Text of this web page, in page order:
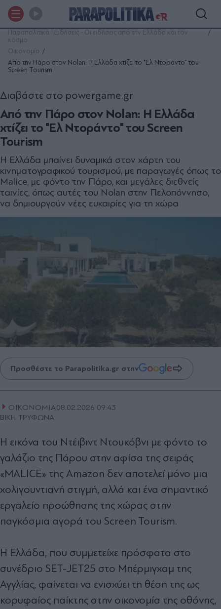
Παραπολιτικά | Ειδήσεις - Οι ειδήσεις από την Ελλάδα και τον
κόσμο
Οικονομία
Από την Πάρο στον Nolan: Η Ελλάδα χτίζει το "Ελ Ντοράντο" του
Screen Tourism
Από την Πάρο στον Nolan: Η Ελλάδα
χτίζει το "Ελ Ντοράντο" του Screen
Tourism
Διαβάστε στο powergame.gr
Η Ελλάδα μπαίνει δυναμικά στον χάρτη του
κινηματογραφικού τουρισμού, με παραγωγές όπως το
Malice, με φόντο την Πάρο, και μεγάλες διεθνείς
ταινίες, όπως αυτές του Nolan στην Πελοπόννησο,
να δημιουργούν νέες ευκαιρίες για τη χώρα
Προσθέστε το Parapolitika.gr στην
ΟΙΚΟΝΟΜΙΑ08.02.2026 09:43
ΒΙΚΗ ΤΡΥΦΩΝΑ
Η εικόνα του Ντέιβιντ Ντουκόβνι με φόντο το
γαλάζιο της Πάρου στην αφίσα της σειράς
«MALICE» της Amazon δεν αποτελεί μόνο μια
χολιγουντιανή στιγμή, αλλά και ένα σημαντικό
εργαλείο προώθησης της χώρας στην
παγκόσμια αγορά του Screen Tourism.
Η Ελλάδα, που συμμετείχε πρόσφατα στο
συνέδριο SET-JET25 στο Μπέρμιγχαμ της
Αγγλίας, φαίνεται να ενισχύει τη θέση της ως
κορυφαίος παίκτης στην οικονομία της οθόνης,